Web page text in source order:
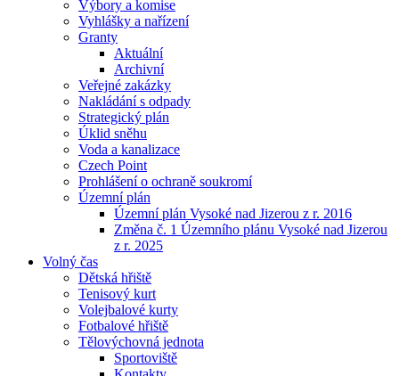
Výbory a komise
Vyhlášky a nařízení
Granty
Aktuální
Archivní
Veřejné zakázky
Nakládání s odpady
Strategický plán
Úklid sněhu
Voda a kanalizace
Czech Point
Prohlášení o ochraně soukromí
Územní plán
Územní plán Vysoké nad Jizerou z r. 2016
Změna č. 1 Územního plánu Vysoké nad Jizerou
z r. 2025
Volný čas
Dětská hřiště
Tenisový kurt
Volejbalové kurty
Fotbalové hřiště
Tělovýchovná jednota
Sportoviště